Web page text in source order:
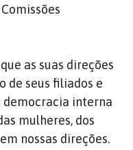
as suas direções
de seus filiados e
democracia interna
mulheres, dos
nossas direções.